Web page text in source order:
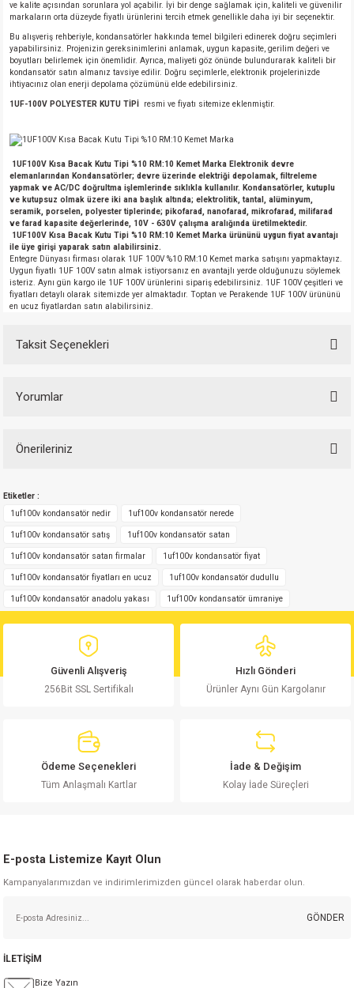
ve kalite açısından sorunlara yol açabilir. İyi bir denge sağlamak için, kaliteli ve güvenilir
markaların orta düzeyde fiyatlı ürünlerini tercih etmek genellikle daha iyi bir seçenektir.
Bu alışveriş rehberiyle, kondansatörler hakkında temel bilgileri edinerek doğru seçimleri
yapabilirsiniz. Projenizin gereksinimlerini anlamak, uygun kapasite, gerilim değeri ve
boyutları belirlemek için önemlidir. Ayrıca, maliyeti göz önünde bulundurarak kaliteli bir
kondansatör satın almanız tavsiye edilir. Doğru seçimlerle, elektronik projelerinizde
ihtiyacınız olan enerji depolama çözümünü elde edebilirsiniz.
1UF-100V POLYESTER KUTU TİPİ resmi ve fiyatı sitemize eklenmiştir.
1UF100V Kısa Bacak Kutu Tipi %10 RM:10 Kemet Marka Elektronik devre
elemanlarından Kondansatörler; devre üzerinde elektriği depolamak, filtreleme
yapmak ve AC/DC doğrultma işlemlerinde sıklıkla kullanılır. Kondansatörler, kutuplu
ve kutupsuz olmak üzere iki ana başlık altında; elektrolitik, tantal, alüminyum,
seramik, porselen, polyester tiplerinde; pikofarad, nanofarad, mikrofarad, milifarad
ve farad kapasite değerlerinde, 10V - 630V çalışma aralığında üretilmektedir.
1UF100V Kısa Bacak Kutu Tipi %10 RM:10 Kemet Marka ürününü uygun fiyat avantajı
ile üye girişi yaparak satın alabilirsiniz.
Entegre Dünyası firması olarak 1UF 100V %10 RM:10 Kemet marka satışını yapmaktayız.
Uygun fiyatlı 1UF 100V satın almak istiyorsanız en avantajlı yerde olduğunuzu söylemek
isteriz. Aynı gün kargo ile 1UF 100V ürünlerini sipariş edebilirsiniz. 1UF 100V çeşitleri ve
fiyatları detaylı olarak sitemizde yer almaktadır. Toptan ve Perakende 1UF 100V ürününü
en ucuz fiyatlardan satın alabilirsiniz.
Taksit Seçenekleri
Yorumlar
Önerileriniz
yetersiz gördüğünüz noktaları öneri formunu kullanarak tarafımıza
iletebilirsiniz.
Görüş ve önerileriniz için teşekkür ederiz.
Ürün bilgilerinde hatalar bulunuyor.
Ürün fiyatı diğer sitelerden daha pahalı.
Bu ürüne benzer farklı alternatifler olmalı.
Etiketler :
1uf100v kondansatör nedir
1uf100v kondansatör nerede
1uf100v kondansatör satış 1uf100v kondansatör satan
1uf100v kondansatör satan firmalar 1uf100v kondansatör fiyat
1uf100v kondansatör fiyatları en ucuz 1uf100v kondansatör dudullu
1uf100v kondansatör anadolu yakası 1uf100v kondansatör ümraniye
Güvenli Alışveriş
256Bit SSL Sertifikalı
Hızlı Gönderi
Ürünler Aynı Gün Kargolanır
Ödeme Seçenekleri
Tüm Anlaşmalı Kartlar
İade & Değişim
Kolay İade Süreçleri
E-posta Listemize Kayıt Olun
Kampanyalarımızdan ve indirimlerimizden güncel olarak haberdar olun.
GÖNDER
İLETİŞİM
Bize Yazın